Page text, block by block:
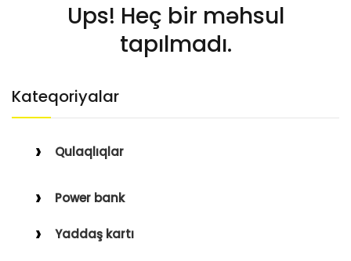
Kateqoriyalar
Qulaqlıqlar
Qulaqüstü
Power bank
Yaddaş kartı
Ups! Heç bir məhsul
tapılmadı.